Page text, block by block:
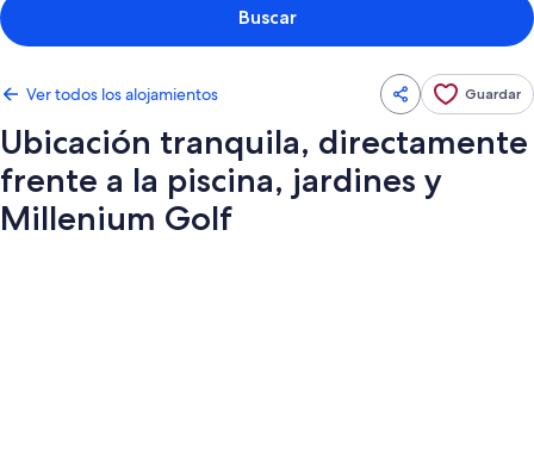
Buscar
Ver todos los alojamientos Guardar
Ubicación tranquila, directamente
frente a la piscina, jardines y
Millenium Golf